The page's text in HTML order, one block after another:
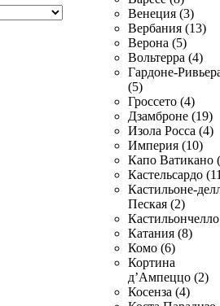
Венеция (3)
Вербания (13)
Верона (5)
Вольтерра (4)
Гардоне-
(5)
Гроссето (4)
Дзамброне (19)
Изола Росса (4)
Империя (10)
Капо Ватикано
Кастельсардо
Кастильоне-
Пеская (2)
Катания (8)
Комо (6)
Кортина
д’Ампеццо (2)
Косенза (4)